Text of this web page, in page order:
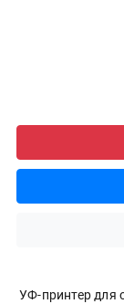
УФ-принтер для